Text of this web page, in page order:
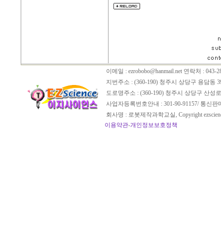
이메일 : ezrobobo@hanmail.net 연락처 : 043-
지번주소 : (360-190) 청주시 상당구 용담동
도로명주소 : (360-190) 청주시 상당구 산성
사업자등록번호안내 : 301-90-91157/ 통신
회사명 : 로봇제작과학교실, Copyright
이용약관-개인정보보호정책